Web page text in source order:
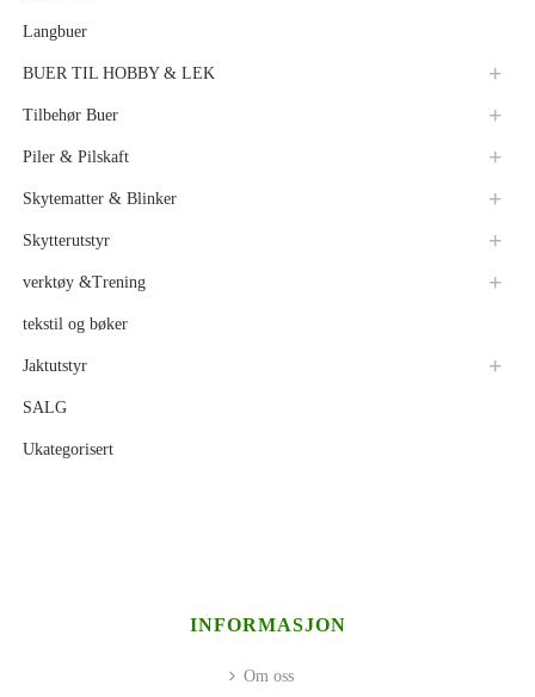
Langbuer
BUER TIL HOBBY & LEK
Tilbehør Buer
Piler & Pilskaft
Skytematter & Blinker
Skytterutstyr
verktøy &Trening
tekstil og bøker
Jaktutstyr
SALG
Ukategorisert
INFORMASJON
Om oss